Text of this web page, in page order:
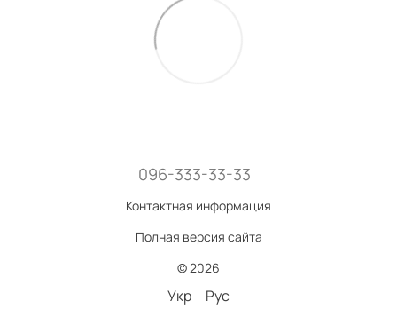
096-333-33-33
Контактная информация
Полная версия сайта
© 2026
Укр Рус